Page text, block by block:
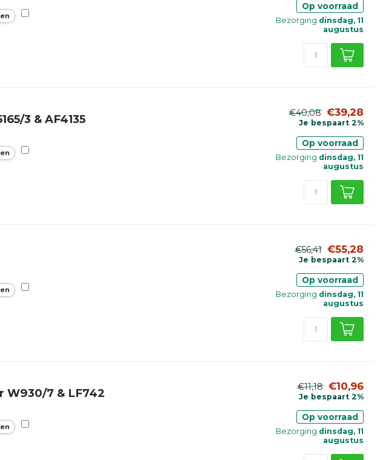
Op voorraad
Bezorging dinsdag, 11
augustus
3 & AF4135 €40,08 €39,28
Je bespaart 2%
Op voorraad
Bezorging dinsdag, 11
augustus
€56,41 €55,28
Je bespaart 2%
Op voorraad
Bezorging dinsdag, 11
augustus
W930/7 & LF742 €11,18 €10,96
Je bespaart 2%
Op voorraad
Bezorging dinsdag, 11
augustus